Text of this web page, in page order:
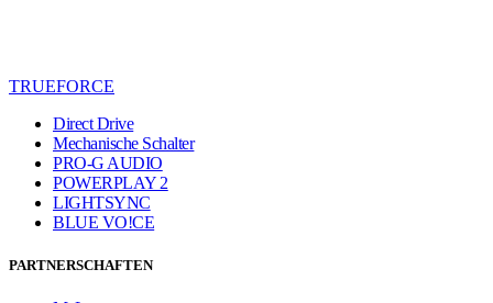
TRUEFORCE
Direct Drive
Mechanische Schalter
PRO-G AUDIO
POWERPLAY 2
LIGHTSYNC
BLUE VO!CE
PARTNERSCHAFTEN